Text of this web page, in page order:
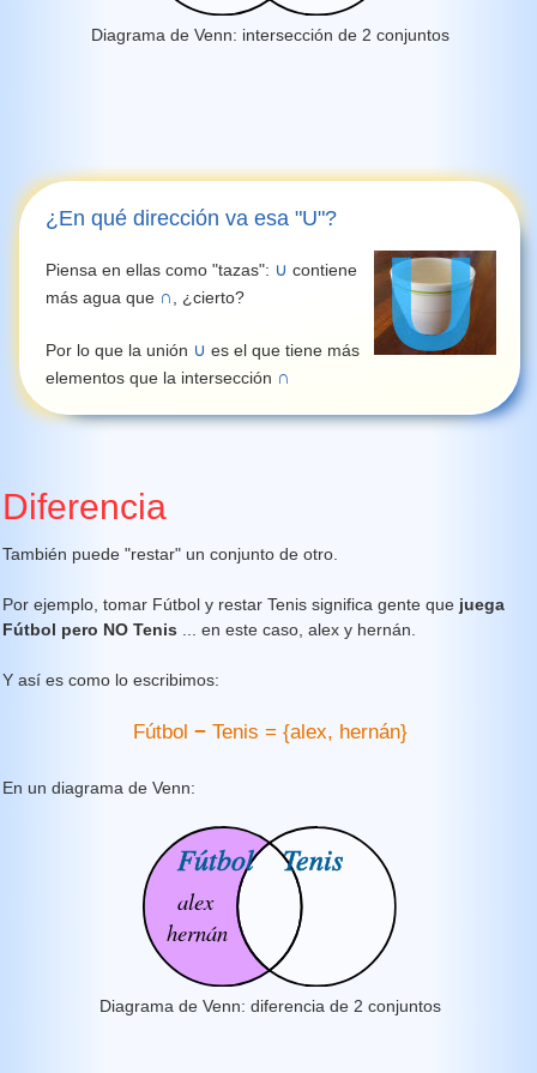
Diagrama de Venn: intersección de 2 conjuntos
¿En qué dirección va esa "U"?
Piensa en ellas como "tazas": ∪ contiene
más agua que ∩, ¿cierto?
Por lo que la unión ∪ es el que tiene más
elementos que la intersección ∩
Diferencia
También puede "restar" un conjunto de otro.
Por ejemplo, tomar Fútbol y restar Tenis significa gente que juega
Fútbol pero NO Tenis ... en este caso, alex y hernán.
Y así es como lo escribimos:
Fútbol −Tenis = {alex, hernán}
En un diagrama de Venn:
Diagrama de Venn: diferencia de 2 conjuntos